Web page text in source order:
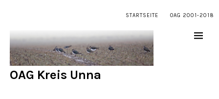
STARTSEITE OAG 2001-2018
OAG Kreis Unna